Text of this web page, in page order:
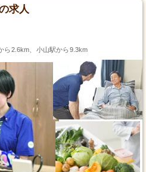
求人
ら2.6km、小山駅から9.3km